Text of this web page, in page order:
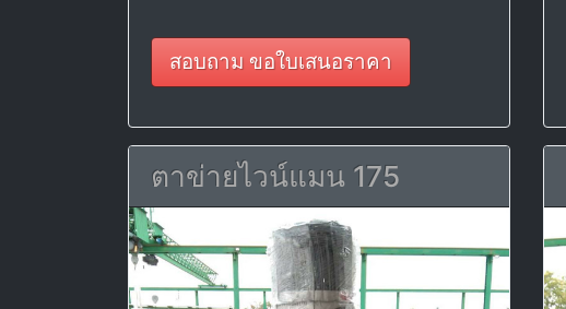
สอบถาม ขอใบเสนอราคา
ตาข่ายไวน์แมน 175